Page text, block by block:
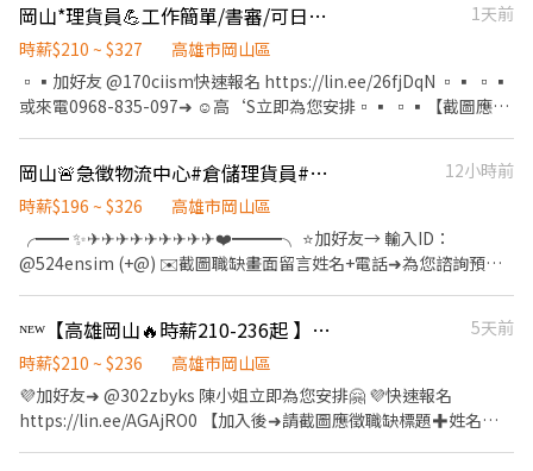
172號1樓 旗津洲三 - 智取店 高雄市旗津區中洲三路223號1樓 林園
田厝 - 智取店 高雄市林園區田厝路23號1樓 梓官赤崁南 - 智取店 高
雄市梓官區赤崁南路88號1樓 楠梓後昌 - 智取店 高雄市楠梓區後昌
路171號1樓 楠梓楠新 - 智取店 高雄市楠梓區楠梓新路212號1樓 楠
梓清平 - 智取店 高雄市楠梓區清平街70號1樓 楠梓莒光 - 智取店 高
雄市楠梓區後昌路662之1號1、2樓 橋頭仕豐 - 智取店 高雄市橋頭區
仕豐南路26號1樓 湖內中華 - 智取店 高雄市湖內區中華街120號1樓
燕巢中民 - 智取店 高雄市燕巢區中民路457號1、2樓 苓雅廣西 - 智
取店 高雄市苓雅區廣西路94號1樓 苓雅福德二 - 智取店 高雄市苓雅
區福德一路75號1樓與75之1號2樓 高雄苓雅 - 智取店 高雄市苓雅區
苓雅一路313號1樓 茄萣仁愛 - 智取店 高雄市茄萣區仁愛路二段70號
1樓 路竹中和 - 智取店 高雄市路竹區中和街306號1樓 阿蓮和平 - 智
取店 高雄市阿蓮區和平路97號1樓 鳥松中正 - 智取店 高雄市鳥松區
中正路128號1樓 鳳山五甲三 - 智取店 高雄市鳳山區五甲三路103巷
6號1樓 鳳山五甲二 - 智取店 高雄市鳳山區五甲一路532號1樓 鳳山
仁愛 - 智取店 高雄市鳳山區仁愛路63號1樓 鳳山八德 - 智取店 高雄
市鳳山區八德路246之2號1樓 鳳山文龍 - 智取店 高雄市鳳山區文龍
• 有團隊夥伴照顧，新人也不怕 • 無壓職場氣氛 沒有經驗也能上
手，歡迎成為我們的超給力新夥伴！
岡山*理貨員💪工作簡單/書審/可日領/可週領/高薪-中FF
1天前
時薪$210 ~ $327
高雄市岡山區
▫️▪️加好友 @170ciism快速報名 https://lin.ee/26fjDqN ▫️▪️ ▫️▪️
或來電0968-835-097➜ ☺️高‘S立即為您安排▫️▪️ ▫️▪️【截圖應徵
▫️▪️ ------------------------------------------------------------ ⭕
工作內容 倉儲人員：行政/驗收/包裝/理貨 堆高機手：堆高機操作
⭕工作時間 岡山倉 早班XD理貨員:10:00~19:00，加班往後2~4H 中
班STD理貨員:15:30~00:30，加班往後2~4H 晚班出貨拉貨、晚班出
貨堆高機手:00:00~09:00，加班往後2~4H ⭕薪資待遇 岡山倉(皆是
196+20=$216 中班STD理貨員*5 (中班理貨-排休) 196+30=$226 晚
班出貨拉貨*2 (晚班一般-排休) 196+30=$226 晚班出貨堆高機手
地點 高雄市岡山區本工一路**號
岡山🚨急徵物流中心#倉儲理貨員#高薪196-236🔥可日週領#無經驗可-早中夜班
12小時前
時薪$196 ~ $326
高雄市岡山區
╭━━ ✨✈✈✈✈✈✈✈✈✈❤️━━━╮ ⭐️加好友→ 輸入ID：
@524ensim (+@) ✉️截圖職缺畫面留言姓名+電話➜為您諮詢預約
📍工作地點｜高雄市岡山區本工一路 🔥 多班別任選｜固定班別 🔥
無經驗可｜專人帶領 🔥 長期穩定｜快速安排面試
━━━━━━━━━━━━━━ 📌 招募職缺 ✅ 早班盤點員 ✅ 早班
上架員 ✅ 早班驗收員 ✅ 早班 XD 理貨員 ✅ 早班 XD 點貨員 ✅ 中班
STD 理貨員 ✅ 晚班出貨拉貨員 ✅ 晚班出貨堆高機手（ 需具堆高機
ᴺᴱᵂ【高雄岡山🔥時薪210-236起 】徵理貨小夥伴📦班別任選📦可預支📦GJ
5天前
時薪$210 ~ $236
高雄市岡山區
💜加好友➜ @302zbyks 陳小姐立即為您安排🤗 💜快速報名
https://lin.ee/AGAjRO0 【加入後➜請截圖應徵職缺標題✚姓名✚